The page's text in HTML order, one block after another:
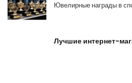
Ювелирные награды в
Лучшие интернет-